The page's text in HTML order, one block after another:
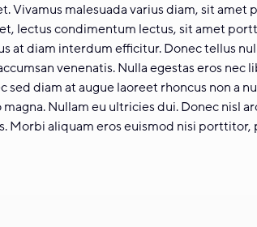
Vivamus malesuada varius diam, sit amet
lectus condimentum lectus, sit amet
at diam interdum efficitur. Donec tellus
venenatis. Nulla egestas eros nec
diam at augue laoreet rhoncus non a
Nullam eu ultricies dui. Donec nisl
Morbi aliquam eros euismod nisi